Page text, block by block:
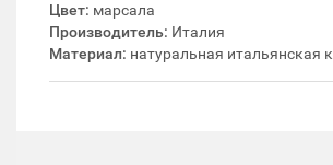
Цвет: марсала
Производитель: Италия
Материал: натуральная итальянская